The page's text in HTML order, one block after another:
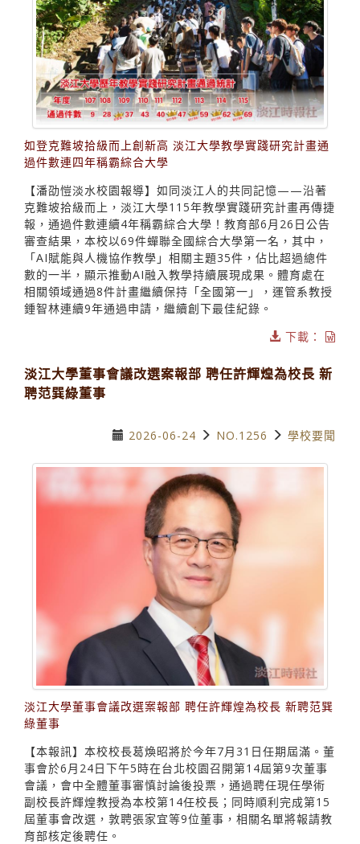
如登克難坡拾級而上創新高 淡江大學教學實踐研究計畫通
過件數連四年稱霸綜合大學
【潘劭愷淡水校園報導】如同淡江人的共同記憶——沿著
克難坡拾級而上，淡江大學115年教學實踐研究計畫再傳捷
報，通過件數連續4年稱霸綜合大學！教育部6月26日公告
審查結果，本校以69件蟬聯全國綜合大學第一名，其中，
「AI賦能與人機協作教學」相關主題35件，佔比超過總件
數的一半，顯示推動AI融入教學持續展現成果。體育處在
相關領域通過8件計畫繼續保持「全國第一」，運管系教授
鍾智林連續9年通過申請，繼續創下最佳紀錄。
下載：
淡江大學董事會議改選案報部 聘任許輝煌為校長 新
聘范巽綠董事
2026-06-24 NO.1256 學校要聞
淡江大學董事會議改選案報部 聘任許輝煌為校長 新聘范巽
綠董事
【本報訊】本校校長葛煥昭將於今年7月31日任期屆滿。董
事會於6月24日下午5時在台北校園召開第14屆第9次董事
會議，會中全體董事審慎討論後投票，通過聘任現任學術
副校長許輝煌教授為本校第14任校長；同時順利完成第15
屆董事會改選，敦聘張家宜等9位董事，相關名單將報請教
育部核定後聘任。